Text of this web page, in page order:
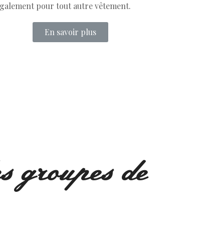
pour tout autre vêtement.
En savoir plus
groupes de